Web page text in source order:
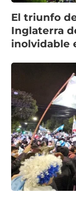
El triunfo
Inglaterra
inolvidable